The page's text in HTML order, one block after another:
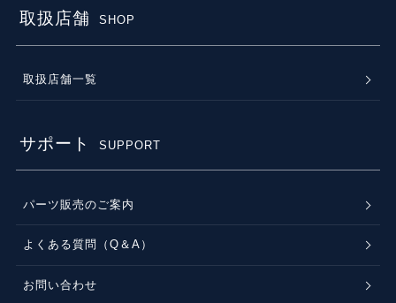
取扱店舗 SHOP
取扱店舗一覧
サポート SUPPORT
パーツ販売のご案内
よくある質問（Q＆A）
お問い合わせ